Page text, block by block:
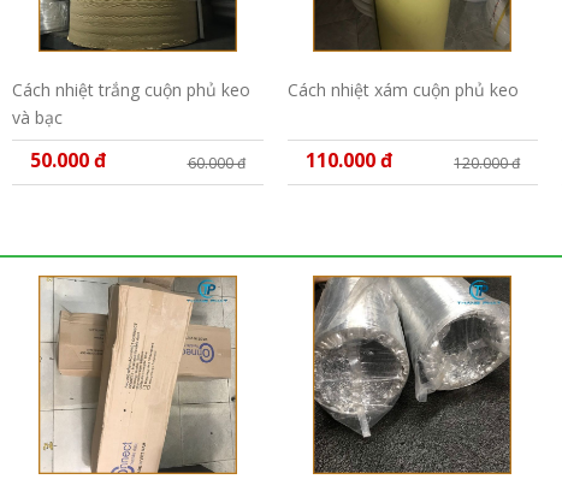
Cách nhiệt trắng cuộn phủ keo
và bạc
50.000 đ 60.000 đ
Cách nhiệt xám cuộn phủ keo
110.000 đ 120.000 đ